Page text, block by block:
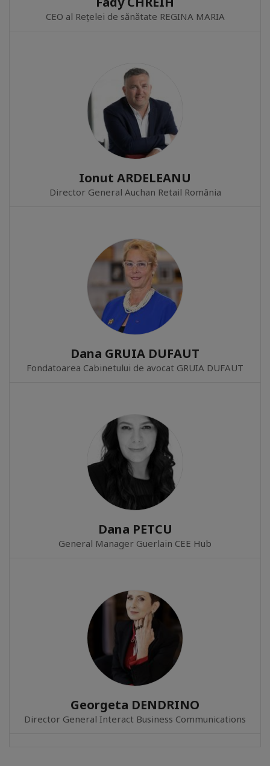
CEO al Rețelei de sănătate REGINA MARIA
Ionut ARDELEANU
Director General Auchan Retail România
Dana GRUIA DUFAUT
Fondatoarea Cabinetului de avocat GRUIA DUFAUT
Dana PETCU
General Manager Guerlain CEE Hub
Georgeta DENDRINO
Director General Interact Business Communications